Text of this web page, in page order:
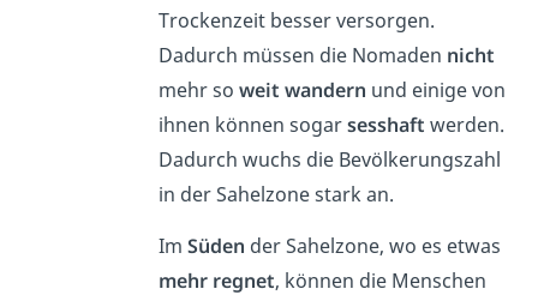
Trockenzeit besser versorgen.
Dadurch müssen die Nomaden nicht
mehr soweit wandern und einige von
ihnen können sogarsesshaft werden.
Dadurch wuchs die Bevölkerungszahl
in der Sahelzone stark an.
ImSüden der Sahelzone, wo es etwas
mehr regnet, können die Menschen